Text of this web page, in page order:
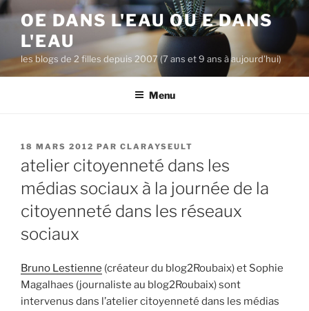
A
e
r
OE DANS L'EAU OU E DANS
L'EAU
les blogs de 2 filles depuis 2007 (7 ans et 9 ans à aujourd'hui)
Menu
P
B
I
É
L
E
18 MARS 2012 PAR CLARAYSEULT
atelier citoyenneté dans les
médias sociaux à la journée de la
citoyenneté dans les réseaux
sociaux
Bruno Lestienne (créateur du blog2Roubaix) et Sophie
Magalhaes (journaliste au blog2Roubaix) sont
intervenus dans l’atelier citoyenneté dans les médias